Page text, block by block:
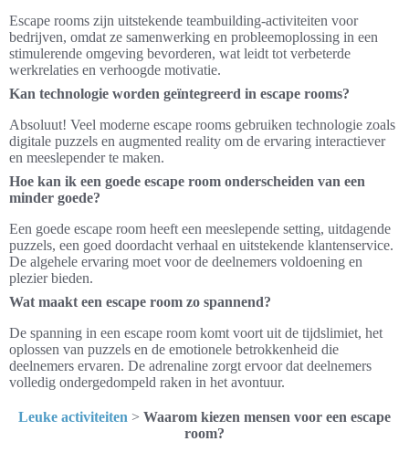
Escape rooms zijn uitstekende teambuilding-activiteiten voor
bedrijven, omdat ze samenwerking en probleemoplossing in een
stimulerende omgeving bevorderen, wat leidt tot verbeterde
werkrelaties en verhoogde motivatie.
Kan technologie worden geïntegreerd in escape rooms?
Absoluut! Veel moderne escape rooms gebruiken technologie zoals
digitale puzzels en augmented reality om de ervaring interactiever
en meeslepender te maken.
Hoe kan ik een goede escape room onderscheiden van een
minder goede?
Een goede escape room heeft een meeslepende setting, uitdagende
puzzels, een goed doordacht verhaal en uitstekende klantenservice.
De algehele ervaring moet voor de deelnemers voldoening en
plezier bieden.
Wat maakt een escape room zo spannend?
De spanning in een escape room komt voort uit de tijdslimiet, het
oplossen van puzzels en de emotionele betrokkenheid die
deelnemers ervaren. De adrenaline zorgt ervoor dat deelnemers
volledig ondergedompeld raken in het avontuur.
Leuke activiteiten > Waarom kiezen mensen voor een escape
room?